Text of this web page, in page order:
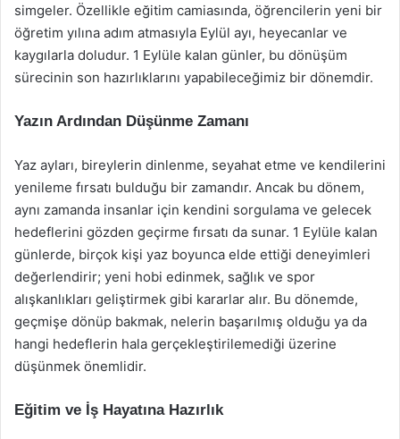
simgeler. Özellikle eğitim camiasında, öğrencilerin yeni bir
öğretim yılına adım atmasıyla Eylül ayı, heyecanlar ve
kaygılarla doludur. 1 Eylüle kalan günler, bu dönüşüm
sürecinin son hazırlıklarını yapabileceğimiz bir dönemdir.
Yazın Ardından Düşünme Zamanı
Yaz ayları, bireylerin dinlenme, seyahat etme ve kendilerini
yenileme fırsatı bulduğu bir zamandır. Ancak bu dönem,
aynı zamanda insanlar için kendini sorgulama ve gelecek
hedeflerini gözden geçirme fırsatı da sunar. 1 Eylüle kalan
günlerde, birçok kişi yaz boyunca elde ettiği deneyimleri
değerlendirir; yeni hobi edinmek, sağlık ve spor
alışkanlıkları geliştirmek gibi kararlar alır. Bu dönemde,
geçmişe dönüp bakmak, nelerin başarılmış olduğu ya da
hangi hedeflerin hala gerçekleştirilemediği üzerine
düşünmek önemlidir.
Eğitim ve İş Hayatına Hazırlık